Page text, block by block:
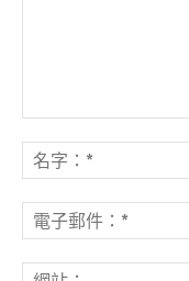
表
評
論：